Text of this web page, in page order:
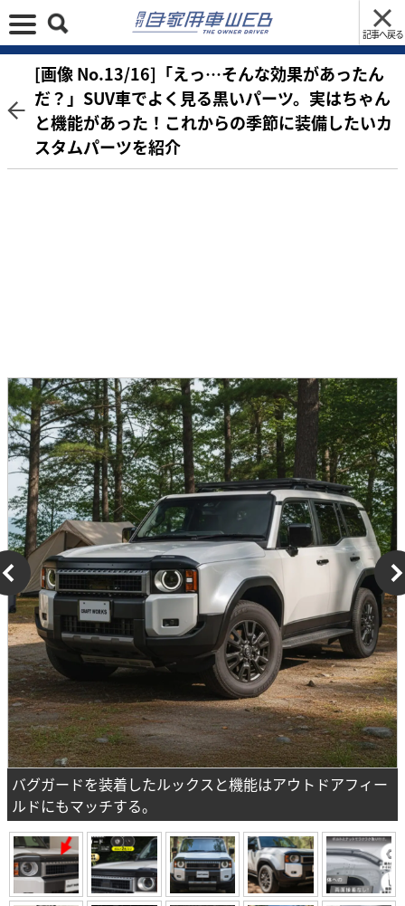
記事へ戻る
[画像 No.13/16]「えっ…そんな効果があったん
だ？」SUV車でよく見る黒いパーツ。実はちゃん
と機能があった！これからの季節に装備したいカ
スタムパーツを紹介
バグガードを装着したルックスと機能はアウトドアフィー
ルドにもマッチする。